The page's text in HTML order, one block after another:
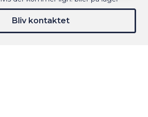
Bliv kontaktet